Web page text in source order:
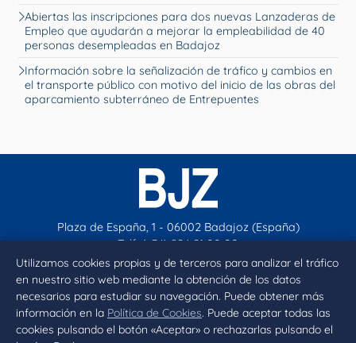
Utilizamos cookies propias y de terceros para analizar el tráfico
en nuestro sitio web mediante la obtención de los datos
necesarios para estudiar su navegación. Puede obtener más
información en la Política de Cookies. Puede aceptar todas las
cookies pulsando el botón «Aceptar» o rechazarlas pulsando el
Abiertas las inscripciones para dos nuevas Lanzaderas de
Empleo que ayudarán a mejorar la empleabilidad de 40
personas desempleadas en Badajoz
Información sobre la señalización de tráfico y cambios en
el transporte público con motivo del inicio de las obras del
aparcamiento subterráneo de Entrepuentes
Plaza de España, 1 - 06002 Badajoz (España)
Telf. (+34) 924 21 00 00
contacto@aytobadajoz.es
Facebook
X Instagram
YouTube